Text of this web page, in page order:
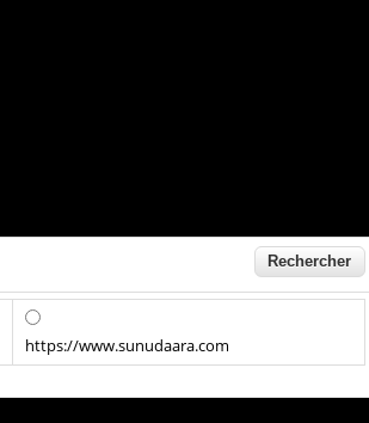
https://www.sunudaara.com